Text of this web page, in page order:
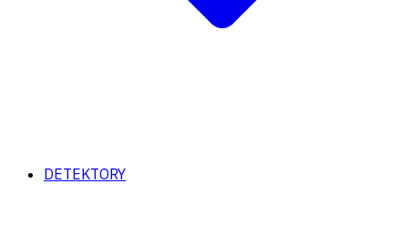
DETEKTORY